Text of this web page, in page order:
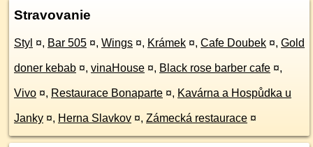
Stravovanie
Styl ¤, Bar 505 ¤, Wings ¤, Krámek ¤, Cafe Doubek ¤, Gold
doner kebab ¤, vinaHouse ¤, Black rose barber cafe ¤,
Vivo ¤, Restaurace Bonaparte ¤, Kavárna a Hospůdka u
Janky ¤, Herna Slavkov ¤, Zámecká restaurace ¤